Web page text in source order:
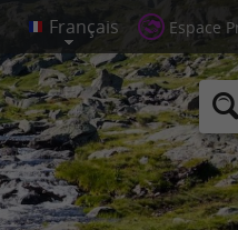
Espace